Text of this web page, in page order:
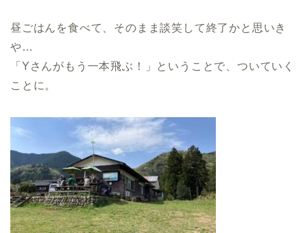
昼ごはんを食べて、そのまま談笑して終了かと思いき
や…
「Yさんがもう一本飛ぶ！」ということで、ついていく
ことに。